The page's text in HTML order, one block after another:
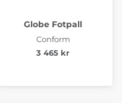
Globe Fotpall
Conform
3 465 kr